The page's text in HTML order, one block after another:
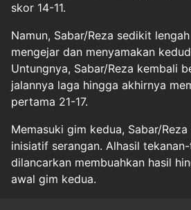
skor 14-11.
Namun, Sabar/Reza sedikit
mengejar dan menyamakan
Untungnya, Sabar/Reza kembali
jalannya laga hingga akhirnya
pertama 21-17.
Memasuki gim kedua, Sabar/
inisiatif serangan. Alhasil
dilancarkan membuahkan hasil
awal gim kedua.